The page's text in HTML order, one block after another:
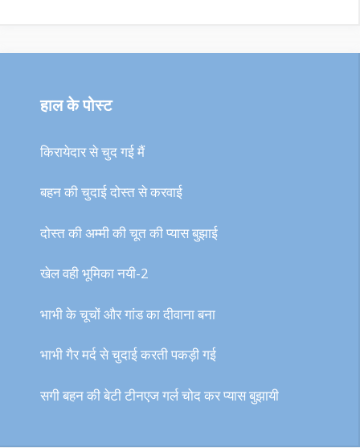
हाल के पोस्ट
किरायेदार से चुद गई मैं
बहन की चुदाई दोस्त से करवाई
दोस्त की अम्मी की चूत की प्यास बुझाई
खेल वही भूमिका नयी-2
भाभी के चूचों और गांड का दीवाना बना
भाभी गैर मर्द से चुदाई करती पकड़ी गई
सगी बहन की बेटी टीनएज गर्ल चोद कर प्यास बुझायी